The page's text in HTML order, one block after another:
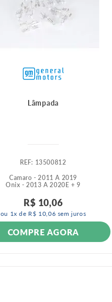
Lâmpada
: 13500812
Camaro - 2011 A 2019
Onix - 2013 A 2020 E + 9
R$ 10,06
ou 1x de R$ 10,06 sem juros
COMPRE AGORA